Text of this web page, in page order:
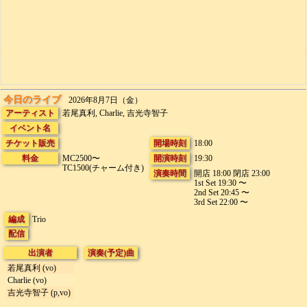
今日のライブ
2026年8月7日（金）
アーティスト
若尾真利, Charlie, 吉光寺智子
イベント名
チケット販売
料金
MC2500〜
TC1500(チャーム付き)
開場時刻
18:00
開演時刻
19:30
演奏時間
開店 18:00 閉店 23:00
1st Set 19:30 〜
2nd Set 20:45 〜
3rd Set 22:00 〜
編成
Trio
配信
出演者
若尾真利 (vo)
Charlie (vo)
吉光寺智子 (p,vo)
演奏(予定)曲